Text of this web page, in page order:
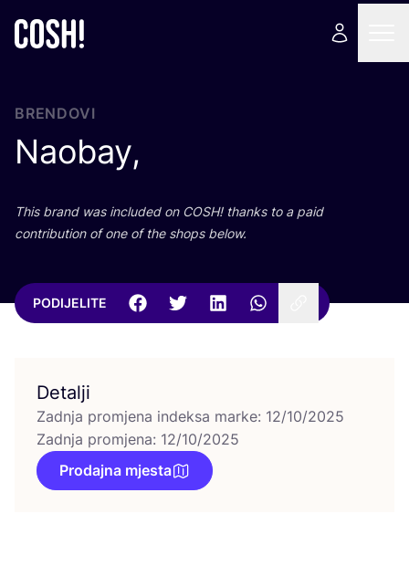
BRENDOVI
Naobay,
This brand was inclu­ded on COSH! than­ks to a paid
con­tri­bu­ti­on of one of the shops below.
PODIJELITE
Detalji
Zadnja promjena indeksa marke: 12/10/2025
Zadnja promjena: 12/10/2025
Prodajna mjesta